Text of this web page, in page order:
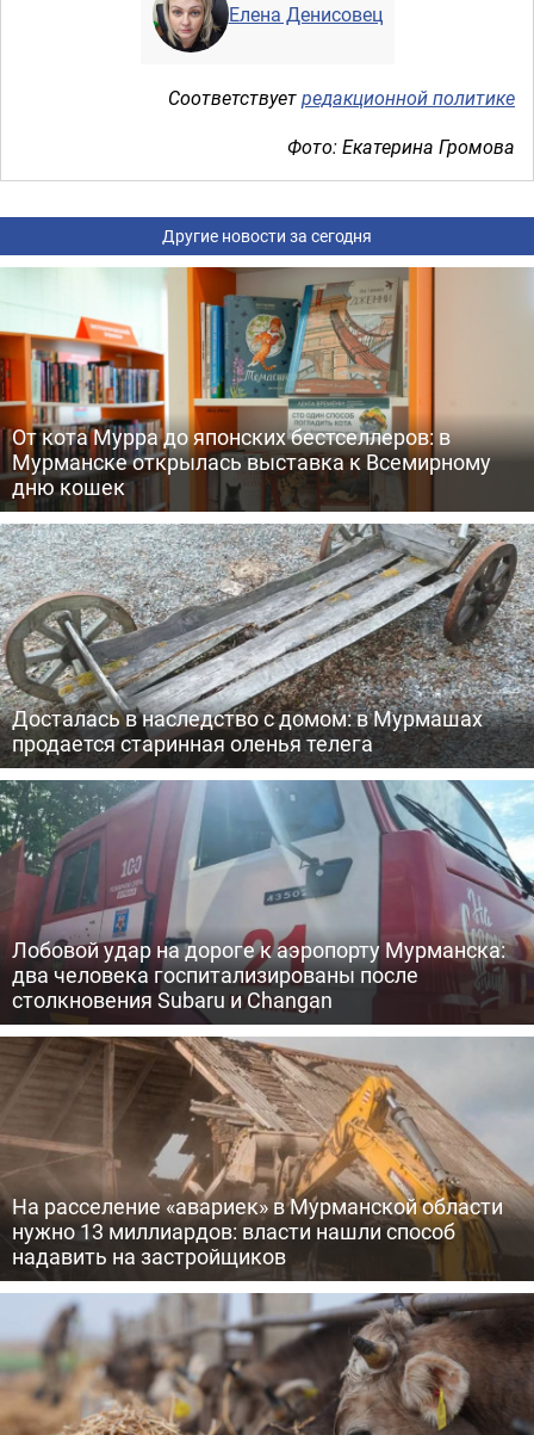
Елена Денисовец
Соответствуетредакционной политике
Фото: Екатерина Громова
Другие новости за сегодня
От кота Мурра до японских бестселлеров: в
Мурманске открылась выставка к Всемирному
дню кошек
Досталась в наследство с домом: в Мурмашах
продается старинная оленья телега
Лобовой удар на дороге к аэропорту Мурманска:
два человека госпитализированы после
столкновения Subaru и Changan
На расселение «авариек» в Мурманской области
нужно 13 миллиардов: власти нашли способ
надавить на застройщиков